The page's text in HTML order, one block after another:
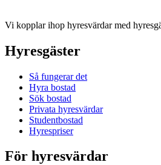
Vi kopplar ihop hyresvärdar med
Hyresgäster
Så fungerar det
Hyra bostad
Sök bostad
Privata hyresvärdar
Studentbostad
Hyrespriser
För hyresvärdar